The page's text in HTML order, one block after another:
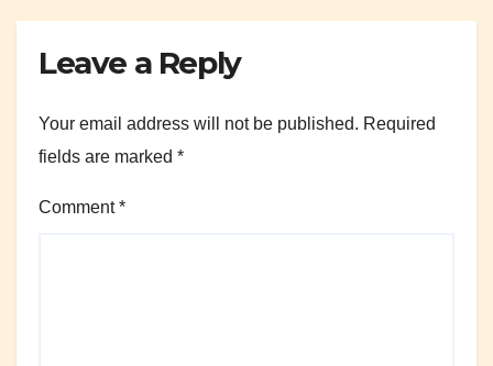
Leave a Reply
Your email address will not be published. Required
fields are marked *
Comment*